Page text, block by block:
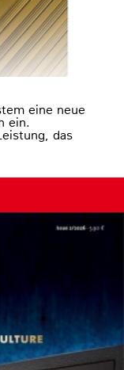
eine neue
ein.
das